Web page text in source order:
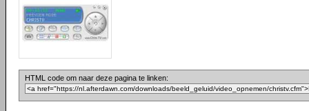
HTML code om naar deze pagina te linken: